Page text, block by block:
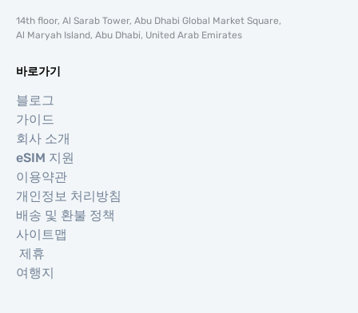
14th floor, Al Sarab Tower, Abu Dhabi Global Market Square,
Al Maryah Island, Abu Dhabi, United Arab Emirates
바로가기
블로그
가이드
회사 소개
eSIM 지원
이용약관
개인정보 처리방침
배송 및 환불 정책
사이트맵
제휴
여행지